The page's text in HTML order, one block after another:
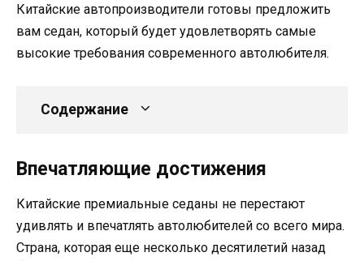
Китайские автопроизводители готовы предложить
вам седан, который будет удовлетворять самые
высокие требования современного автолюбителя.
Содержание
Впечатляющие достижения
Китайские премиальные седаны не перестают
удивлять и впечатлять автолюбителей со всего мира.
Страна, которая еще несколько десятилетий назад